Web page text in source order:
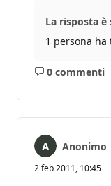
La risposta
1 persona
0 commenti
Nessun
Anonimo
2 feb 2011, 10:45